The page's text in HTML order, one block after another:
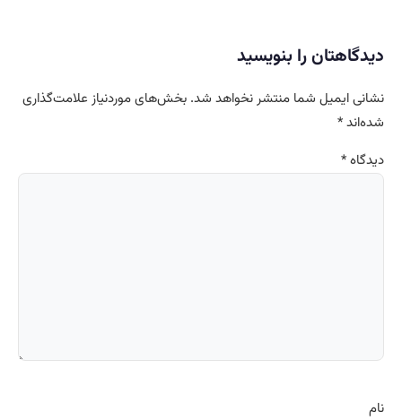
دیدگاهتان را بنویسید
نشانی ایمیل شما منتشر نخواهد شد. بخش‌های موردنیاز علامت‌گذاری
شده‌اند*
دیدگاه*
نام